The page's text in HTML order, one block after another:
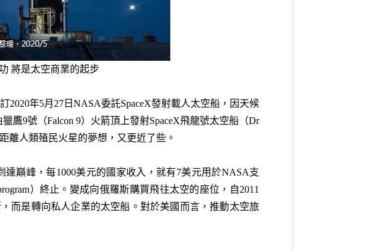
將是太空商業的起步
年5月27日NASA委託SpaceX發射載人太空船，因天候
鷹9號（Falcon 9）火箭頂上發射SpaceX飛龍號太空船（Dr
離人類殖民火星的夢想，又更近了些。
巔峰，每1000美元的國家收入，就有7美元用於NASA支
）終止。變成向俄羅斯購買飛往太空的座位，自2011
而是轉向私人企業的太空船。對於美國而言，推動太空旅